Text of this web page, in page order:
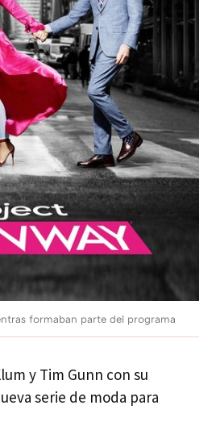
formaban parte del programa
y Tim Gunn con su
serie de moda para